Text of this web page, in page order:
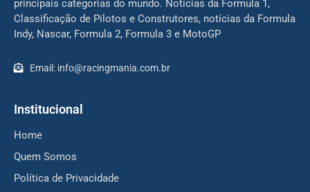
principais categorias do mundo. Notícias da Formula 1,
Classificação de Pilotos e Construtores, notícias da Formula
Indy, Nascar, Formula 2, Formula 3 e MotoGP
Email: info@racingmania.com.br
Institucional
Home
Quem Somos
Política de Privacidade